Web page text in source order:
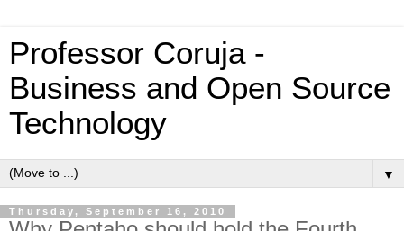
Professor Coruja -
Business and Open Source
Technology
▼
Thursday, September 16, 2010